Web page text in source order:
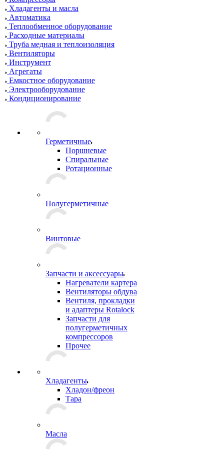
Хладагенты и масла
Автоматика
Теплообменное оборудование
Расходные материалы
Труба медная и теплоизоляция
Вентиляторы
Инструмент
Агрегаты
Емкостное оборудование
Электрооборудование
Кондиционирование
Герметичные
Поршневые
Спиральные
Ротационные
Полугерметичные
Винтовые
Запчасти и аксессуары
Нагреватели картера
Вентиляторы обдува
Вентиля, прокладки
и адаптеры Rotalock
Запчасти для
полугерметичных
компрессоров
Прочее
Хладагенты
Хладон/фреон
Тара
Масла